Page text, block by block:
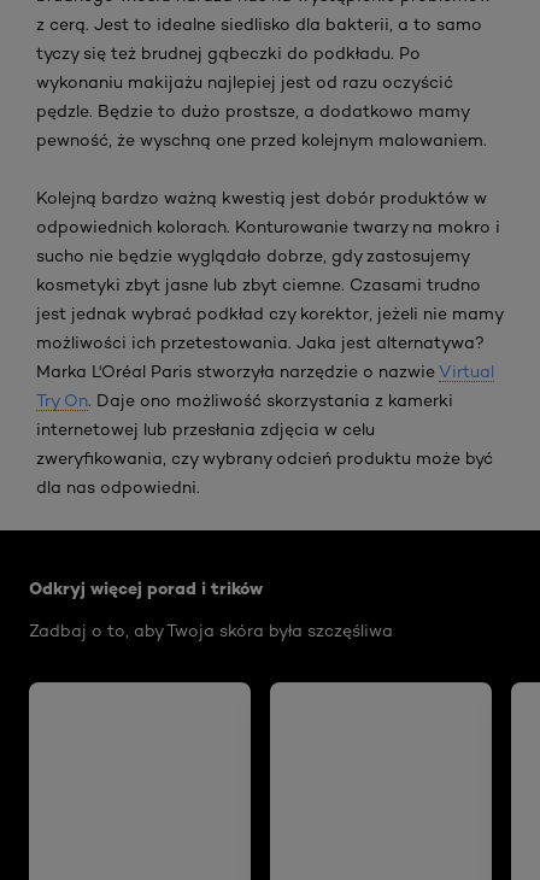
z cerą. Jest to idealne siedlisko dla bakterii, a to samo
tyczy się też brudnej gąbeczki do podkładu. Po
wykonaniu makijażu najlepiej jest od razu oczyścić
pędzle. Będzie to dużo prostsze, a dodatkowo mamy
pewność, że wyschną one przed kolejnym malowaniem.
Kolejną bardzo ważną kwestią jest dobór produktów w
odpowiednich kolorach. Konturowanie twarzy na mokro i
sucho nie będzie wyglądało dobrze, gdy zastosujemy
kosmetyki zbyt jasne lub zbyt ciemne. Czasami trudno
jest jednak wybrać podkład czy korektor, jeżeli nie mamy
możliwości ich przetestowania. Jaka jest alternatywa?
Marka L'Oréal Paris stworzyła narzędzie o nazwieVirtual
Try On. Daje ono możliwość skorzystania z kamerki
internetowej lub przesłania zdjęcia w celu
zweryfikowania, czy wybrany odcień produktu może być
dla nas odpowiedni.
Odkryj więcej porad i trików
Zadbaj o to, aby Twoja skóra była szczęśliwa